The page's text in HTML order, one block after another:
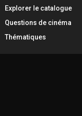
Explorer le catalogue
Questions de cinéma
Thématiques